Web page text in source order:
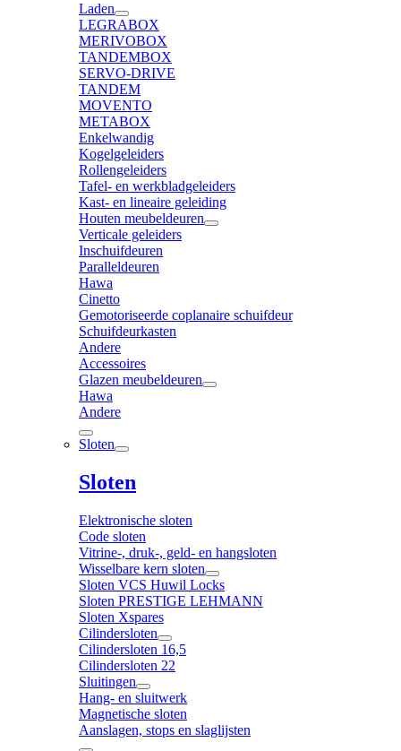
Laden
LEGRABOX
MERIVOBOX
TANDEMBOX
SERVO-DRIVE
TANDEM
MOVENTO
METABOX
Enkelwandig
Kogelgeleiders
Rollengeleiders
Tafel- en werkbladgeleiders
Kast- en lineaire geleiding
Houten meubeldeuren
Verticale geleiders
Inschuifdeuren
Paralleldeuren
Hawa
Cinetto
Gemotoriseerde coplanaire schuifdeur
Schuifdeurkasten
Andere
Accessoires
Glazen meubeldeuren
Hawa
Andere
Sloten
Sloten
Elektronische sloten
Code sloten
Vitrine-, druk-, geld- en hangsloten
Wisselbare kern sloten
Sloten VCS Huwil Locks
Sloten PRESTIGE LEHMANN
Sloten Xspares
Cilindersloten
Cilindersloten 16,5
Cilindersloten 22
Sluitingen
Hang- en sluitwerk
Magnetische sloten
Aanslagen, stops en slaglijsten